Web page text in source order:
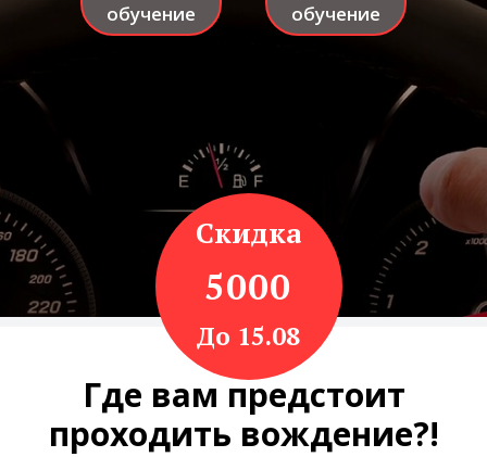
обучение
обучение
5000
Скидка
До 15.08
Где вам предстоит
проходить вождение?!